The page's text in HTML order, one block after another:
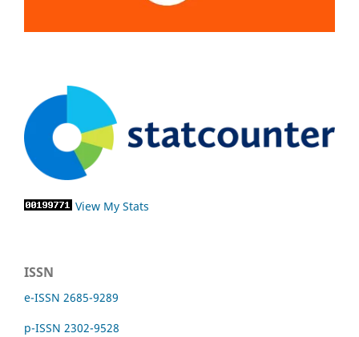
View My Stats
ISSN
e-ISSN 2685-9289
p-ISSN 2302-9528